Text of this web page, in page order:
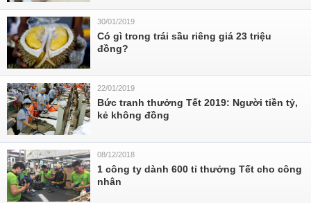
30/01/2019
Có gì trong trái sầu riêng giá 23 triệu
đồng?
22/01/2019
Bức tranh thưởng Tết 2019: Người tiền tỷ,
kẻ không đồng
08/12/2018
1 công ty dành 600 tỉ thưởng Tết cho công
nhân